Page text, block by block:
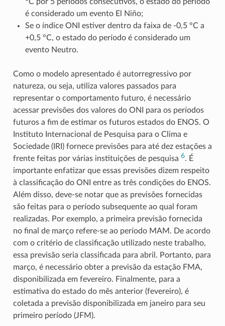
é considerado um evento El Niño;
Se o índice ONI estiver dentro da faixa de -0,5 °C a
+0,5 °C, o estado do período é considerado um
evento Neutro.
Como o modelo apresentado é autorregressivo por
natureza, ou seja, utiliza valores passados para
representar o comportamento futuro, é necessário
acessar previsões dos valores do ONI para os períodos
futuros a fim de estimar os futuros estados do ENOS. O
Instituto Internacional de Pesquisa para o Clima e
Sociedade (IRI) fornece previsões para até dez estações a
frente feitas por várias instituições de pesquisa 6. É
importante enfatizar que essas previsões dizem respeito
à classificação do ONI entre as três condições do ENOS.
Além disso, deve-se notar que as previsões fornecidas
são feitas para o período subsequente ao qual foram
realizadas. Por exemplo, a primeira previsão fornecida
no final de março refere-se ao período MAM. De acordo
com o critério de classificação utilizado neste trabalho,
essa previsão seria classificada para abril. Portanto, para
março, é necessário obter a previsão da estação FMA,
disponibilizada em fevereiro. Finalmente, para a
estimativa do estado do mês anterior (fevereiro), é
coletada a previsão disponibilizada em janeiro para seu
primeiro período (JFM).